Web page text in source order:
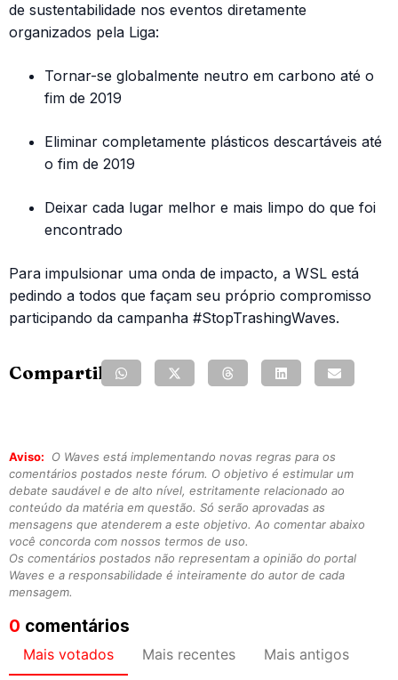
de sustentabilidade nos eventos diretamente
organizados pela Liga:
Tornar-se globalmente neutro em carbono até o
fim de 2019
Eliminar completamente plásticos descartáveis até
o fim de 2019
Deixar cada lugar melhor e mais limpo do que foi
encontrado
Para impulsionar uma onda de impacto, a WSL está
pedindo a todos que façam seu próprio compromisso
participando da campanha #StopTrashingWaves.
Compartilhe:
Aviso:
O Waves está implementando novas regras para os
comentários postados neste fórum. O objetivo é estimular um
debate saudável e de alto nível, estritamente relacionado ao
conteúdo da matéria em questão. Só serão aprovadas as
mensagens que atenderem a este objetivo. Ao comentar abaixo
você concorda com nossos termos de uso.
Os comentários postados não representam a opinião do portal
Waves e a responsabilidade é inteiramente do autor de cada
mensagem.
0 comentários
Mais votados Mais recentes Mais antigos